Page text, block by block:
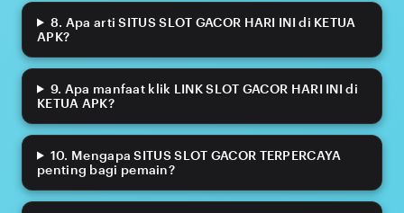
8. Apa arti SITUS SLOT GACOR HARI INI di KETUA
APK?
9. Apa manfaat klik LINK SLOT GACOR HARI INI di
KETUA APK?
10. Mengapa SITUS SLOT GACOR TERPERCAYA
penting bagi pemain?